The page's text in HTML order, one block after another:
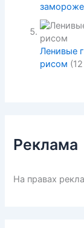
Ленивые
рисом
Реклама
На правах